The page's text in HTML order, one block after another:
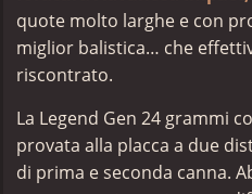
quote molto larghe e con
miglior balistica… che
riscontrato.
La Legend Gen 24 grammi
provata alla placca a due
di prima e seconda canna.